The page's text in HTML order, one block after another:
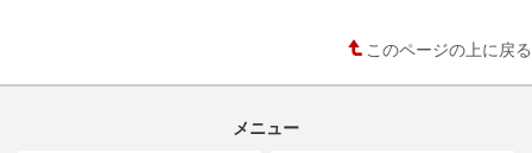
このページの上に戻る
メニュー